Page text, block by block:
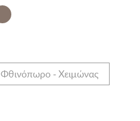
Φθινόπωρο - Χειμώνας